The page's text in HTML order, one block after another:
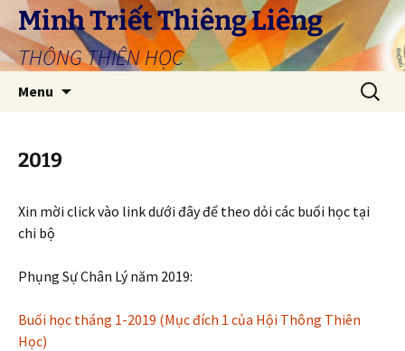
Skip
to
content
Minh Triết Thiêng Liêng
THÔNG THIÊN HỌC
Menu
Search
for:
2019
Xin mời click vào link dưới đây để theo dỏi các buổi học tại
chi bộ
Phụng Sự Chân Lý năm 2019:
Buổi học tháng 1-2019 (Mục đích 1 của Hội Thông Thiên
Học)